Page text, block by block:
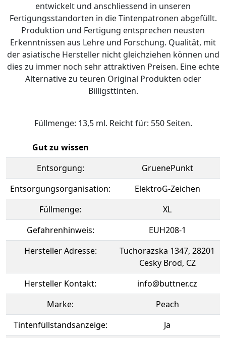
entwickelt und anschliessend in unseren
Fertigungsstandorten in die Tintenpatronen abgefüllt.
Produktion und Fertigung entsprechen neusten
Erkenntnissen aus Lehre und Forschung. Qualität, mit
der asiatische Hersteller nicht gleichziehen können und
dies zu immer noch sehr attraktiven Preisen. Eine echte
Alternative zu teuren Original Produkten oder
Billigsttinten.
Füllmenge: 13,5 ml. Reicht für: 550 Seiten.
Gut zu wissen
Entsorgung:
GruenePunkt
Entsorgungsorganisation:
ElektroG-Zeichen
Füllmenge:
XL
Gefahrenhinweis:
EUH208-1
Hersteller Adresse:
Tuchorazska 1347, 28201
Cesky Brod, CZ
Hersteller Kontakt:
info@buttner.cz
Marke:
Peach
Tintenfüllstandsanzeige:
Ja